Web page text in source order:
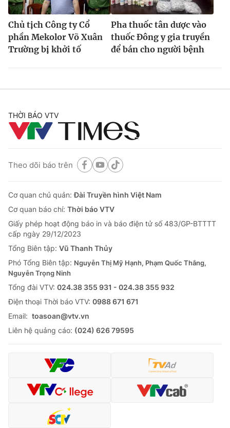
Chủ tịch Công ty Cổ
phần Mekolor Võ Xuân
Trường bị khởi tố
Pha thuốc tân dược vào
thuốc Đông y gia truyền
để bán cho người bệnh
THỜI BÁO VTV
Theo dõi báo trên
Cơ quan chủ quản:Đài Truyền hình Việt Nam
Cơ quan báo chí: Thời báo VTV
Giấy phép hoạt động báo in và báo điện tử số 483/GP-BTTTT
cấp ngày 29/12/2023
Tổng Biên tập: Vũ Thanh Thủy
Phó Tổng Biên tập: Nguyễn Thị Mỹ Hạnh, Phạm Quốc Thắng,
Nguyễn Trọng Ninh
Tổng đài VTV: 024.38 355 931 - 024.38 355 932
Ðiện thoại Thời báo VTV: 0988 671 671
Email: toasoan@vtv.vn
Liên hệ quảng cáo: (024) 626 79595